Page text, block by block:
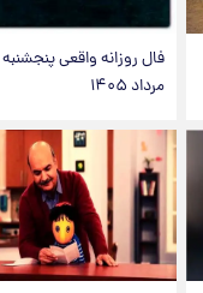
مرداد ۱۴۰۵